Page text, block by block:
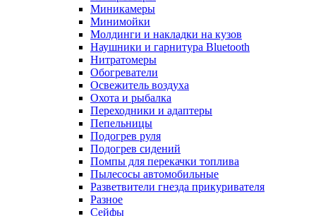
Миникамеры
Минимойки
Молдинги и накладки на кузов
Наушники и гарнитура Bluetooth
Нитратомеры
Обогреватели
Освежитель воздуха
Охота и рыбалка
Переходники и адаптеры
Пепельницы
Подогрев руля
Подогрев сидений
Помпы для перекачки топлива
Пылесосы автомобильные
Разветвители гнезда прикуривателя
Разное
Сейфы